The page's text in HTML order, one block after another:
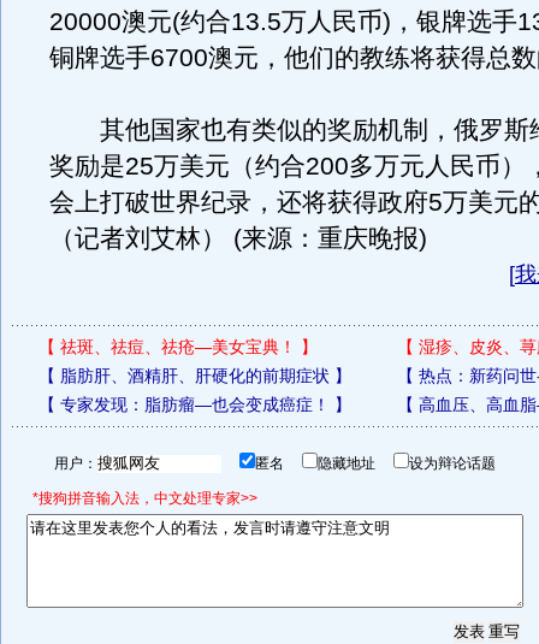
20000澳元(约合13.5万人民币)，银牌选手
铜牌选手6700澳元，他们的教练将获得总
其他国家也有类似的奖励机制，俄罗斯
奖励是25万美元（约合200多万元人民币）
会上打破世界纪录，还将获得政府5万美元
（记者刘艾林） (来源：重庆晚报)
[
【 祛斑、祛痘、祛疮—美女宝典！ 】 【 湿疹、皮炎、
【 脂肪肝、酒精肝、肝硬化的前期症状 】 【 热点：新药问
【 专家发现：脂肪瘤—也会变成癌症！ 】 【 高血压、高血
用户： 匿名 隐藏地址 设为辩论话题
*搜狗拼音输入法，中文处理专家>>